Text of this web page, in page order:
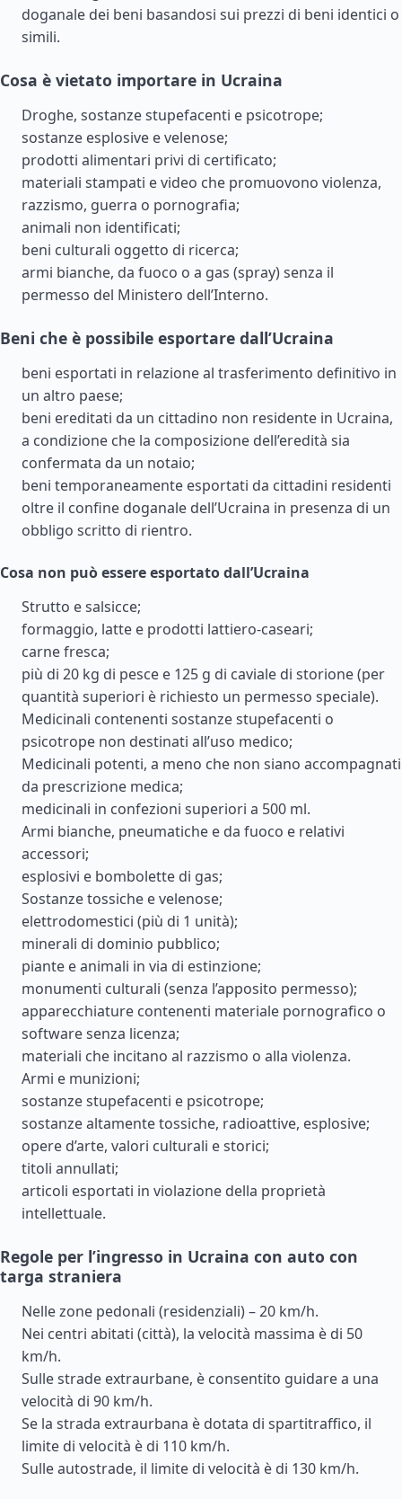
doganale dei beni basandosi sui prezzi di beni identici o
simili.
Cosa è vietato importare in Ucraina
Droghe, sostanze stupefacenti e psicotrope;
sostanze esplosive e velenose;
prodotti alimentari privi di certificato;
materiali stampati e video che promuovono violenza,
razzismo, guerra o pornografia;
animali non identificati;
beni culturali oggetto di ricerca;
armi bianche, da fuoco o a gas (spray) senza il
permesso del Ministero dell’Interno.
Beni che è possibile esportare dall’Ucraina
beni esportati in relazione al trasferimento definitivo in
un altro paese;
beni ereditati da un cittadino non residente in Ucraina,
a condizione che la composizione dell’eredità sia
confermata da un notaio;
beni temporaneamente esportati da cittadini residenti
oltre il confine doganale dell’Ucraina in presenza di un
obbligo scritto di rientro.
Cosa non può essere esportato dall’Ucraina
Strutto e salsicce;
formaggio, latte e prodotti lattiero-caseari;
carne fresca;
più di 20 kg di pesce e 125 g di caviale di storione (per
quantità superiori è richiesto un permesso speciale).
Medicinali contenenti sostanze stupefacenti o
psicotrope non destinati all’uso medico;
Medicinali potenti, a meno che non siano accompagnati
da prescrizione medica;
medicinali in confezioni superiori a 500 ml.
Armi bianche, pneumatiche e da fuoco e relativi
accessori;
esplosivi e bombolette di gas;
Sostanze tossiche e velenose;
elettrodomestici (più di 1 unità);
minerali di dominio pubblico;
piante e animali in via di estinzione;
monumenti culturali (senza l’apposito permesso);
apparecchiature contenenti materiale pornografico o
software senza licenza;
materiali che incitano al razzismo o alla violenza.
Armi e munizioni;
sostanze stupefacenti e psicotrope;
sostanze altamente tossiche, radioattive, esplosive;
opere d’arte, valori culturali e storici;
titoli annullati;
articoli esportati in violazione della proprietà
intellettuale.
Regole per l’ingresso in Ucraina con auto con
targa straniera
Nelle zone pedonali (residenziali) – 20 km/h.
Nei centri abitati (città), la velocità massima è di 50
km/h.
Sulle strade extraurbane, è consentito guidare a una
velocità di 90 km/h.
Se la strada extraurbana è dotata di spartitraffico, il
limite di velocità è di 110 km/h.
Sulle autostrade, il limite di velocità è di 130 km/h.